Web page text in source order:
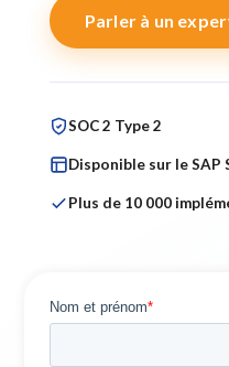
Parler à un
SOC 2 Type 2
Disponible sur le SAP
Plus de 10 000